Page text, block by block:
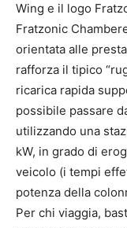
Wing e il logo
Fratzonic
orientata alle
rafforza il tipico
ricarica rapida
possibile passare
utilizzando una
kW, in grado di
veicolo (i tempi
potenza della
Per chi viaggia,